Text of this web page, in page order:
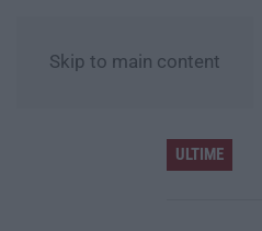
Skip to main content
ULTIME